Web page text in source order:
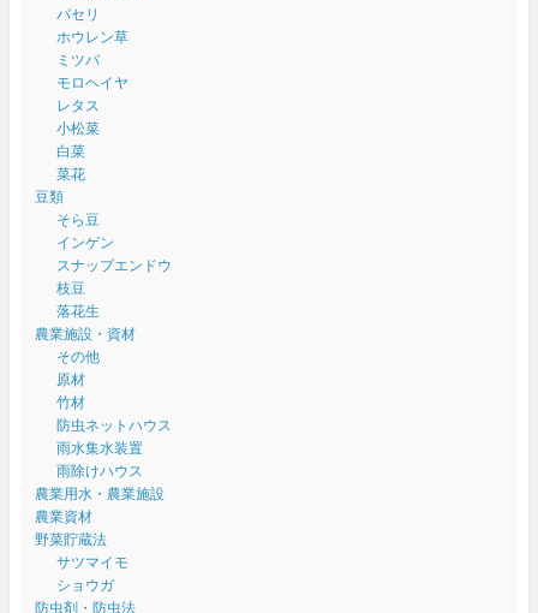
パセリ
ホウレン草
ミツバ
モロヘイヤ
レタス
小松菜
白菜
菜花
豆類
そら豆
インゲン
スナップエンドウ
枝豆
落花生
農業施設・資材
その他
原材
竹材
防虫ネットハウス
雨水集水装置
雨除けハウス
農業用水・農業施設
農業資材
野菜貯蔵法
サツマイモ
ショウガ
防虫剤・防虫法